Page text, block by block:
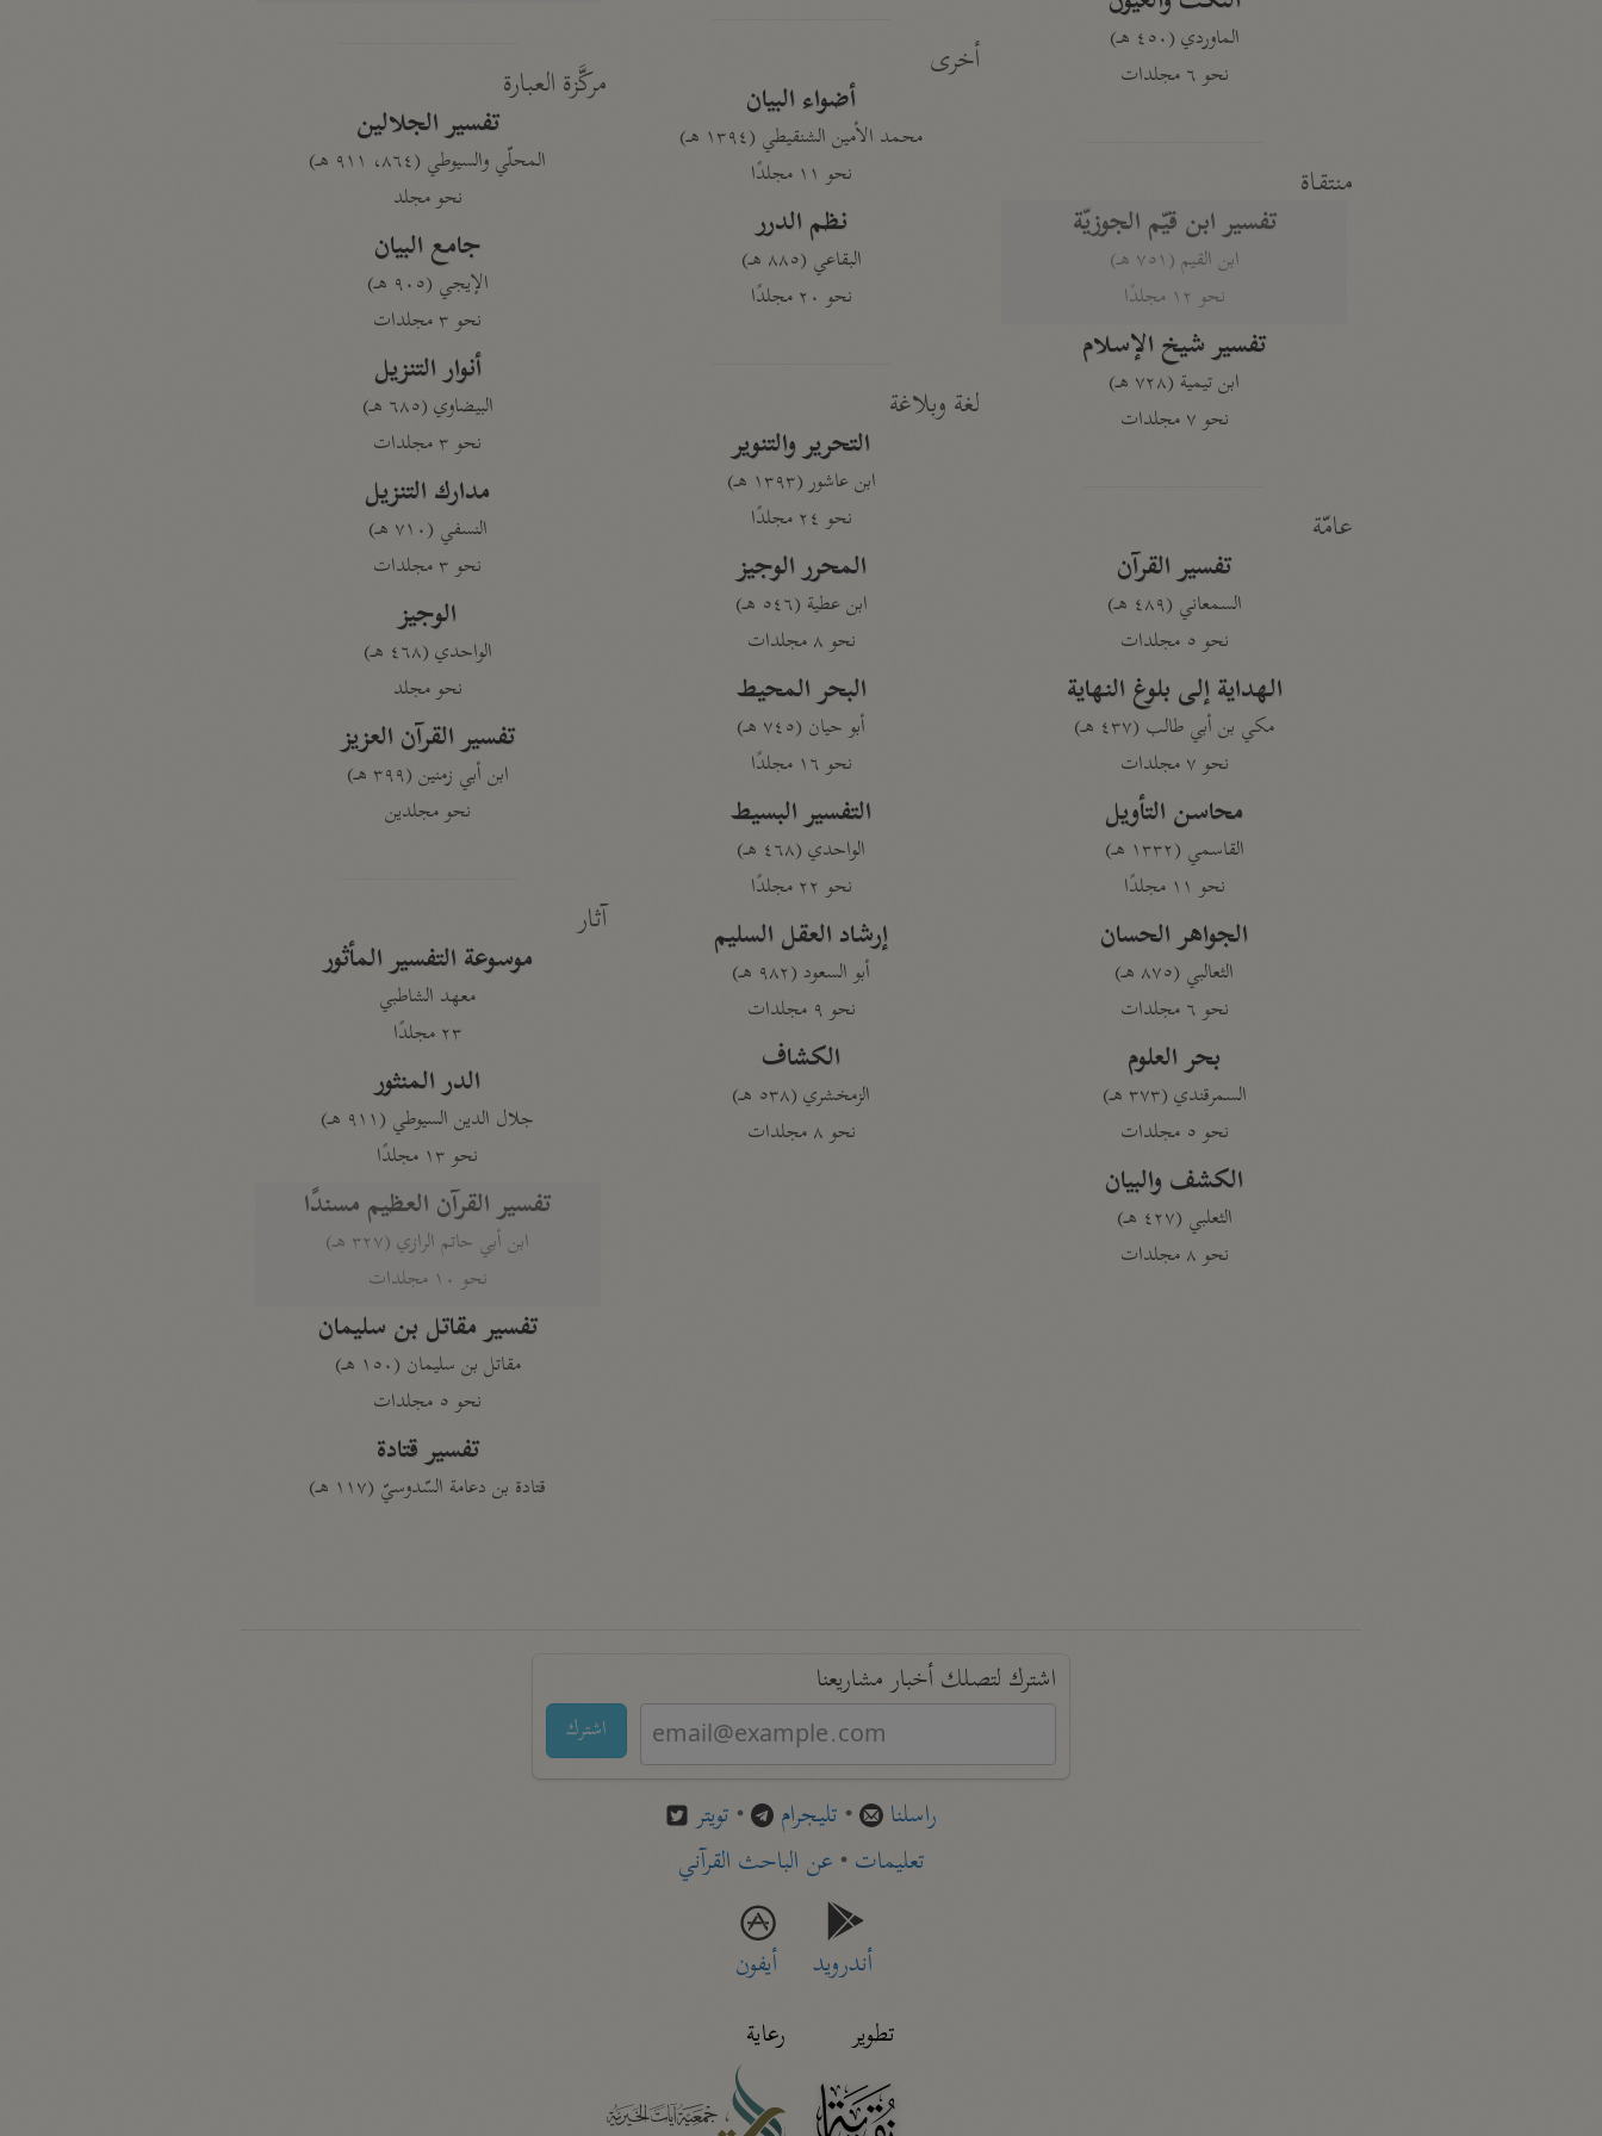
الماوردي (٤٥٠ هـ)
نحو ٦ مجلدات
منتقاة
تفسير ابن قيّم الجوزيّة
ابن القيم (٧٥١ هـ)
نحو ١٢ مجلدًا
تفسير شيخ الإسلام
ابن تيمية (٧٢٨ هـ)
نحو ٧ مجلدات
عامّة
تفسير القرآن
السمعاني (٤٨٩ هـ)
نحو ٥ مجلدات
الهداية إلى بلوغ النهاية
مكي بن أبي طالب (٤٣٧ هـ)
نحو ٧ مجلدات
محاسن التأويل
القاسمي (١٣٣٢ هـ)
نحو ١١ مجلدًا
الجواهر الحسان
الثعالبي (٨٧٥ هـ)
نحو ٦ مجلدات
بحر العلوم
السمرقندي (٣٧٣ هـ)
نحو ٥ مجلدات
الكشف والبيان
الثعلبي (٤٢٧ هـ)
نحو ٨ مجلدات
أخرى
أضواء البيان
محمد الأمين الشنقيطي (١٣٩٤ هـ)
نحو ١١ مجلدًا
نظم الدرر
البقاعي (٨٨٥ هـ)
نحو ٢٠ مجلدًا
لغة وبلاغة
التحرير والتنوير
ابن عاشور (١٣٩٣ هـ)
نحو ٢٤ مجلدًا
المحرر الوجيز
ابن عطية (٥٤٦ هـ)
نحو ٨ مجلدات
البحر المحيط
أبو حيان (٧٤٥ هـ)
نحو ١٦ مجلدًا
التفسير البسيط
الواحدي (٤٦٨ هـ)
نحو ٢٢ مجلدًا
إرشاد العقل السليم
أبو السعود (٩٨٢ هـ)
نحو ٩ مجلدات
الكشاف
الزمخشري (٥٣٨ هـ)
نحو ٨ مجلدات
مركَّزة العبارة
تفسير الجلالين
المحلّي والسيوطي (٨٦٤، ٩١١ هـ)
نحو مجلد
جامع البيان
الإيجي (٩٠٥ هـ)
نحو ٣ مجلدات
أنوار التنزيل
البيضاوي (٦٨٥ هـ)
نحو ٣ مجلدات
مدارك التنزيل
النسفي (٧١٠ هـ)
نحو ٣ مجلدات
الوجيز
الواحدي (٤٦٨ هـ)
نحو مجلد
تفسير القرآن العزيز
ابن أبي زمنين (٣٩٩ هـ)
نحو مجلدين
آثار
موسوعة التفسير المأثور
معهد الشاطبي
٢٣ مجلدًا
الدر المنثور
جلال الدين السيوطي (٩١١ هـ)
نحو ١٣ مجلدًا
تفسير القرآن العظيم مسندًا
ابن أبي حاتم الرازي (٣٢٧ هـ)
نحو ١٠ مجلدات
تفسير مقاتل بن سليمان
مقاتل بن سليمان (١٥٠ هـ)
نحو ٥ مجلدات
تفسير قتادة
قتادة بن دعامة السّدوسيّ (١١٧ هـ)
اشترك لتصلك أخبار مشاريعنا
اشترك
راسلنا • تليجرام • تويتر
تعليمات• عن الباحث القرآني
أندرويد
أيفون
تطوير
رعاية